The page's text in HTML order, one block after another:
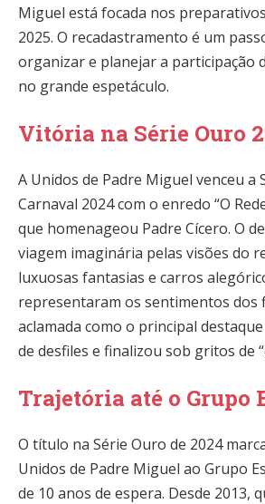
Miguel está focada nos
2025. O recadastramento é um
organizar e planejar a participação
no grande espetáculo.
Vitória na Série Ouro
A Unidos de Padre Miguel venceu a
Carnaval 2024 com o enredo “O
que homenageou Padre Cícero. O
viagem imaginária pelas visões do
luxuosas fantasias e carros
representaram os sentimentos dos
aclamada como o principal
de desfiles e finalizou sob gritos de
Trajetória até o Grupo
O título na Série Ouro de 2024
Unidos de Padre Miguel ao Grupo
de 10 anos de espera. Desde 2013,